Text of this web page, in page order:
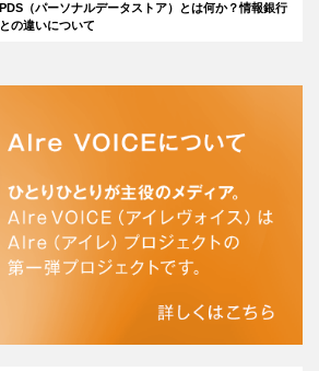
PDS（パーソナルデータストア）とは何か？情報銀行
との違いについて